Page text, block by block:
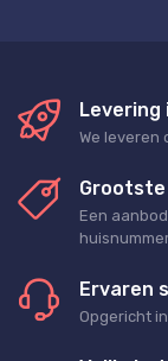
Levering
We leveren
Grootste
Een
Ervaren
Opgericht